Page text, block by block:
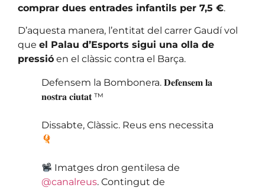
comprar dues entrades infantils per 7,5 €.
D’aquesta manera, l’entitat del carrer Gaudí vol
que el Palau d’Esports sigui una olla de
pressió en el clàssic contra el Barça.
Defensem la Bombonera. 𝐃𝐞𝐟𝐞𝐧𝐬𝐞𝐦 𝐥𝐚
𝐧𝐨𝐬𝐭𝐫𝐚 𝐜𝐢𝐮𝐭𝐚𝐭 ™️
Dissabte, Clàssic. Reus ens necessita
Imatges dron gentilesa de
@canalreus. Contingut de